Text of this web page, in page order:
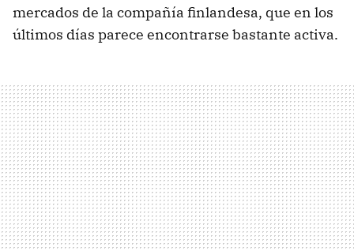
mercados de la compañía finlandesa, que en los
últimos días parece encontrarse bastante activa.